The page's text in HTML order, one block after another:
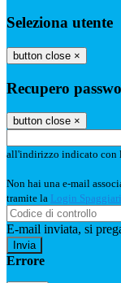
Seleziona utente
button close ×
Recupero
button close ×
all'indirizzo indicato con
Non hai una e-mail
tramite la Login Spaggiari
E-mail inviata, si
Errore